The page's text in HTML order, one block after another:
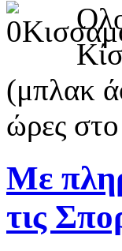
(μπλακ
ώρες
Με
τις